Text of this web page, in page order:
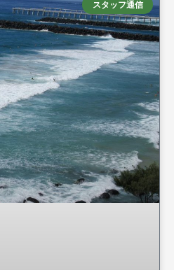
スタッフ通信